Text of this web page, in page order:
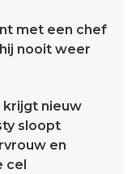
met een chef
nooit weer
krijgt nieuw
sloopt
en
cel